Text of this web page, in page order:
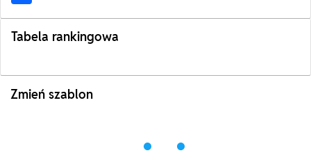
Tabela rankingowa
Zmień szablon